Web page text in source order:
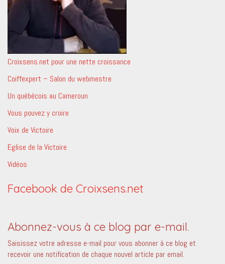
Croixsens.net pour une nette croissance
Coiffexpert – Salon du webmestre
Un québécois au Cameroun
Vous pouvez y croire
Voix de Victoire
Eglise de la Victoire
Vidéos
Facebook de Croixsens.net
Abonnez-vous à ce blog par e-mail.
Saisissez votre adresse e-mail pour vous abonner à ce blog et
recevoir une notification de chaque nouvel article par email.